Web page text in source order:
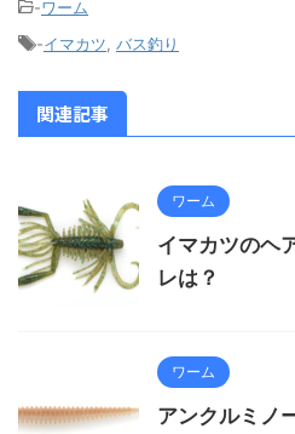
-ワーム
-イマカツ バス釣り
関連記事
ワーム
イマカツのヘ
レは？
ワーム
アンクルミノ